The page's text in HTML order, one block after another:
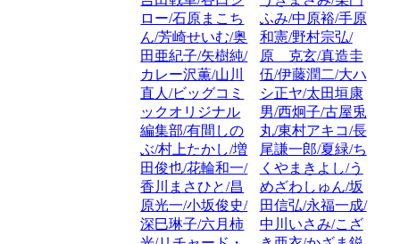
ロー/石原まこち
ん/芳崎せいむ/奥
田亜紀子/矢樹純/
カレー沢薫/山川
直人/ビッグコミ
ックオリジナル
編集部/有間しの
ぶ/村上たかし/増
田俊也/花輪和一/
香川まさひと/昌
原光一/小坂俊史/
深巳琳子/六月柿
ふみ/中原裕/手原
和憲/野村宗弘/
原 克玄/真造圭
伍/伊藤潤二/大ハ
シ正ヤ/太田垣康
男/西炯子/古屋兎
丸/東村アキコ/長
尾謙一郎/夏緑/ち
くやまきよし/う
めざわしゅん/坂
田信弘/永福一成/
中川いさみ/こざ